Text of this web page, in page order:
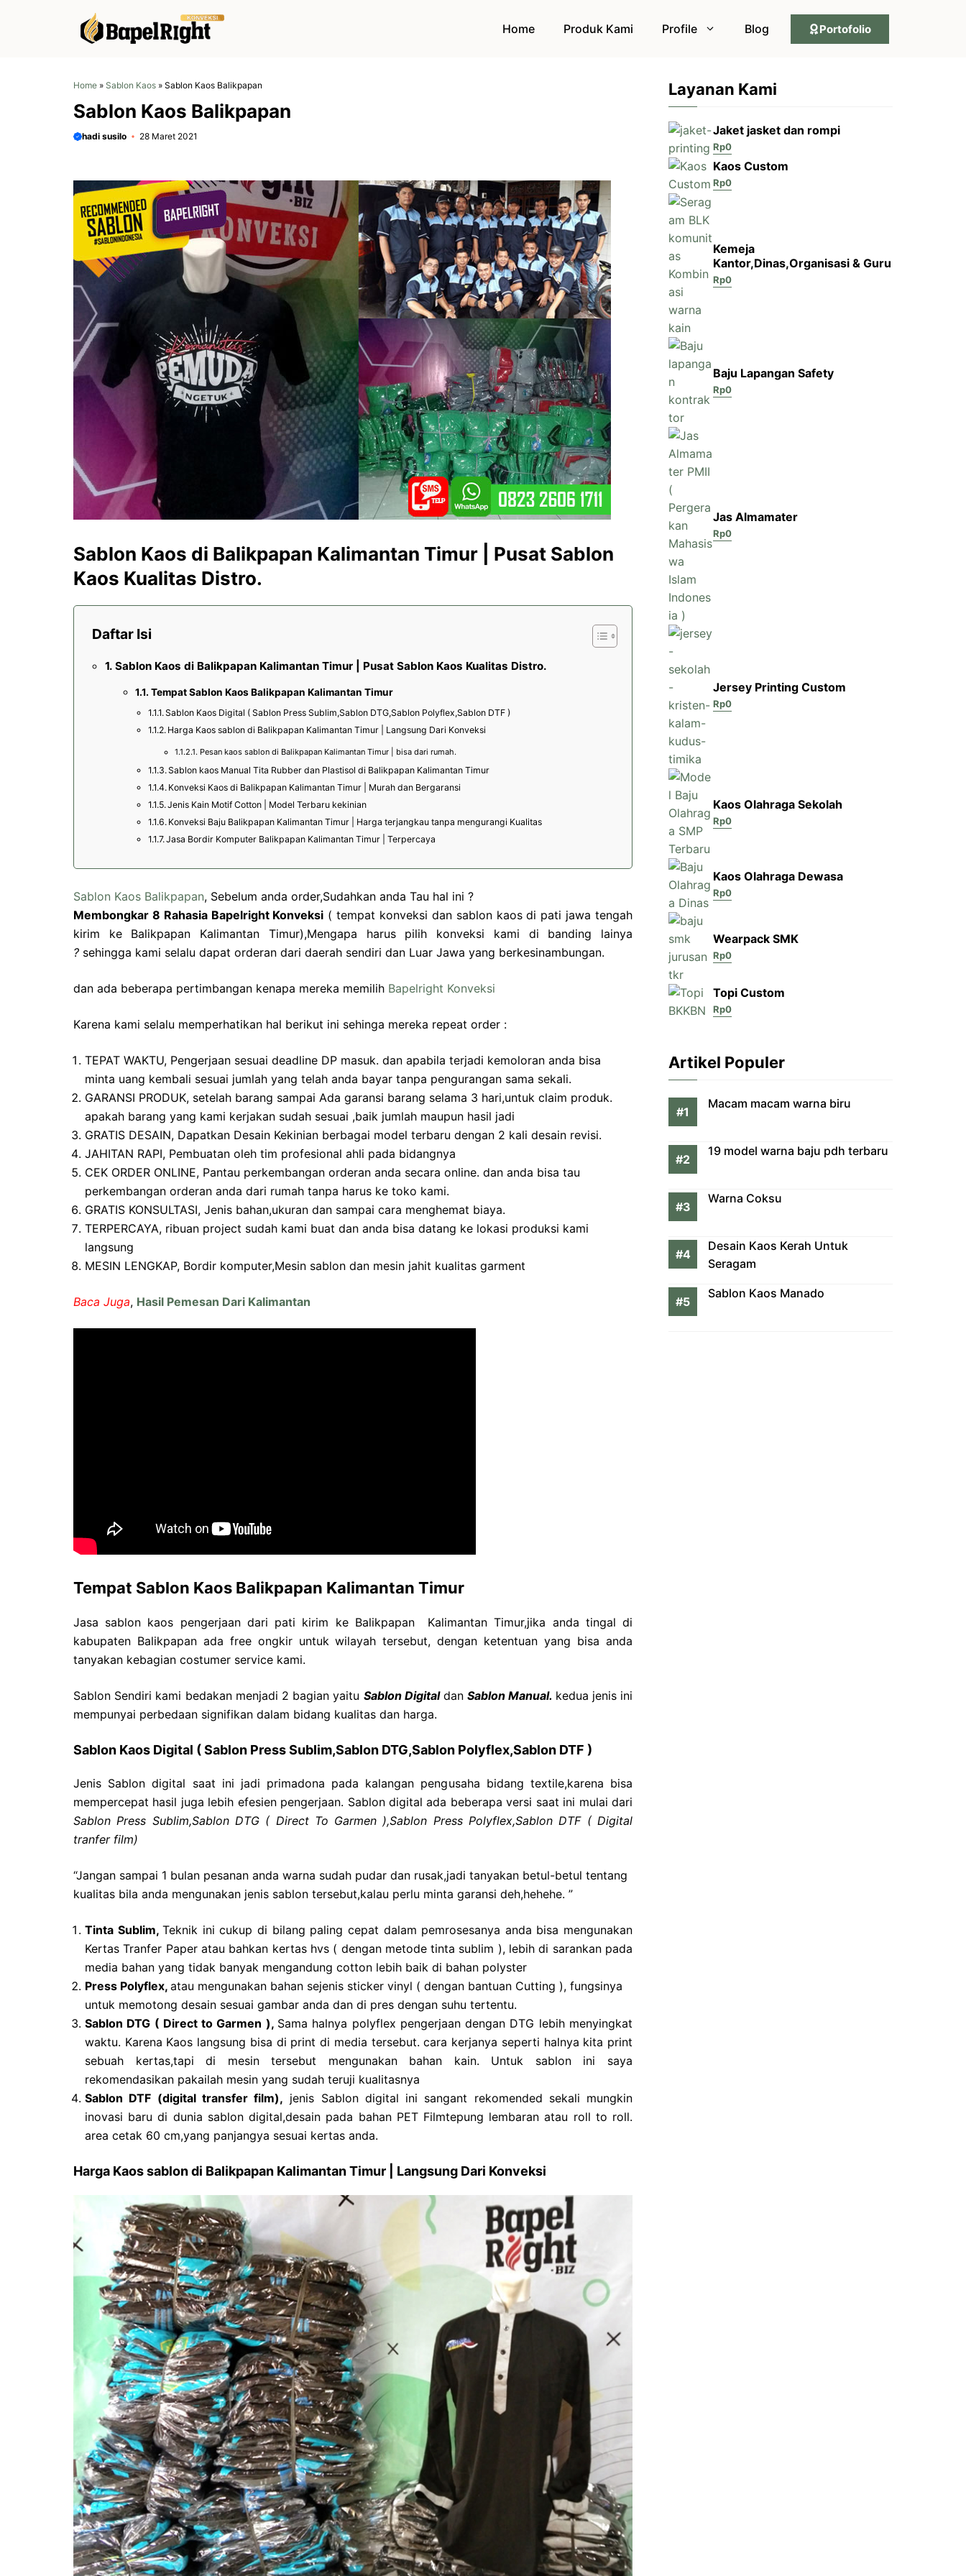
Home Produk Kami Profile Blog Portofolio
Home » Sablon Kaos » Sablon Kaos Balikpapan
Sablon Kaos Balikpapan
hadi susilo 28 Maret 2021
Sablon Kaos di Balikpapan Kalimantan Timur | Pusat Sablon
Kaos Kualitas Distro.
Daftar Isi
Sablon Kaos di Balikpapan Kalimantan Timur | Pusat Sablon Kaos Kualitas Distro.
Tempat Sablon Kaos Balikpapan Kalimantan Timur
Sablon Kaos Digital ( Sablon Press Sublim,Sablon DTG,Sablon Polyflex,Sablon DTF )
Harga Kaos sablon di Balikpapan Kalimantan Timur | Langsung Dari Konveksi
Pesan kaos sablon di Balikpapan Kalimantan Timur | bisa dari rumah.
Sablon kaos Manual Tita Rubber dan Plastisol di Balikpapan Kalimantan Timur
Konveksi Kaos di Balikpapan Kalimantan Timur | Murah dan Bergaransi
Jenis Kain Motif Cotton | Model Terbaru kekinian
Konveksi Baju Balikpapan Kalimantan Timur | Harga terjangkau tanpa mengurangi Kualitas
Jasa Bordir Komputer Balikpapan Kalimantan Timur | Terpercaya
Sablon Kaos Balikpapan, Sebelum anda order,Sudahkan anda Tau hal ini ?
Membongkar 8 Rahasia Bapelright Konveksi ( tempat konveksi dan sablon kaos di pati jawa tengah
kirim ke Balikpapan Kalimantan Timur),Mengapa harus pilih konveksi kami di banding lainya
? sehingga kami selalu dapat orderan dari daerah sendiri dan Luar Jawa yang berkesinambungan.
dan ada beberapa pertimbangan kenapa mereka memilih Bapelright Konveksi
Karena kami selalu memperhatikan hal berikut ini sehinga mereka repeat order :
TEPAT WAKTU, Pengerjaan sesuai deadline DP masuk. dan apabila terjadi kemoloran anda bisa
minta uang kembali sesuai jumlah yang telah anda bayar tanpa pengurangan sama sekali.
GARANSI PRODUK, setelah barang sampai Ada garansi barang selama 3 hari,untuk claim produk.
apakah barang yang kami kerjakan sudah sesuai ,baik jumlah maupun hasil jadi
GRATIS DESAIN, Dapatkan Desain Kekinian berbagai model terbaru dengan 2 kali desain revisi.
JAHITAN RAPI, Pembuatan oleh tim profesional ahli pada bidangnya
CEK ORDER ONLINE, Pantau perkembangan orderan anda secara online. dan anda bisa tau
perkembangan orderan anda dari rumah tanpa harus ke toko kami.
GRATIS KONSULTASI, Jenis bahan,ukuran dan sampai cara menghemat biaya.
TERPERCAYA, ribuan project sudah kami buat dan anda bisa datang ke lokasi produksi kami
langsung
MESIN LENGKAP, Bordir komputer,Mesin sablon dan mesin jahit kualitas garment
Baca Juga, Hasil Pemesan Dari Kalimantan
Tempat Sablon Kaos Balikpapan Kalimantan Timur
Jasa sablon kaos pengerjaan dari pati kirim ke Balikpapan Kalimantan Timur,jika anda tingal di
kabupaten Balikpapan ada free ongkir untuk wilayah tersebut, dengan ketentuan yang bisa anda
tanyakan kebagian costumer service kami.
Sablon Sendiri kami bedakan menjadi 2 bagian yaitu Sablon DigitaldanSablon Manual. kedua jenis ini
mempunyai perbedaan signifikan dalam bidang kualitas dan harga.
Sablon Kaos Digital ( Sablon Press Sublim,Sablon DTG,Sablon Polyflex,Sablon DTF )
Jenis Sablon digital saat ini jadi primadona pada kalangan pengusaha bidang textile,karena bisa
mempercepat hasil juga lebih efesien pengerjaan. Sablon digital ada beberapa versi saat ini mulai dari
Sablon Press Sublim,Sablon DTG ( Direct To Garmen ),Sablon Press Polyflex,Sablon DTF ( Digital
tranfer film)
“Jangan sampai 1 bulan pesanan anda warna sudah pudar dan rusak,jadi tanyakan betul-betul tentang
kualitas bila anda mengunakan jenis sablon tersebut,kalau perlu minta garansi deh,hehehe. ”
Tinta Sublim,Teknik ini cukup di bilang paling cepat dalam pemrosesanya anda bisa mengunakan
Kertas Tranfer Paper atau bahkan kertas hvs ( dengan metode tinta sublim ), lebih di sarankan pada
media bahan yang tidak banyak mengandung cotton lebih baik di bahan polyster
Press Polyflex, atau mengunakan bahan sejenis sticker vinyl ( dengan bantuan Cutting ), fungsinya
untuk memotong desain sesuai gambar anda dan di pres dengan suhu tertentu.
Sablon DTG ( Direct to Garmen ), Sama halnya polyflex pengerjaan dengan DTG lebih menyingkat
waktu. Karena Kaos langsung bisa di print di media tersebut. cara kerjanya seperti halnya kita print
sebuah kertas,tapi di mesin tersebut mengunakan bahan kain. Untuk sablon ini saya
rekomendasikan pakailah mesin yang sudah teruji kualitasnya
Sablon DTF (digital transfer film), jenis Sablon digital ini sangant rekomended sekali mungkin
inovasi baru di dunia sablon digital,desain pada bahan PET Filmtepung lembaran atau roll to roll.
area cetak 60 cm,yang panjangya sesuai kertas anda.
Harga Kaos sablon di Balikpapan Kalimantan Timur | Langsung Dari Konveksi
Layanan Kami
Jaket jasket dan rompi
Rp0
Kaos Custom
Rp0
Kemeja
Kantor,Dinas,Organisasi & Guru
Rp0
Baju Lapangan Safety
Rp0
Jas Almamater
Rp0
Jersey Printing Custom
Rp0
Kaos Olahraga Sekolah
Rp0
Kaos Olahraga Dewasa
Rp0
Wearpack SMK
Rp0
Topi Custom
Rp0
Artikel Populer
Macam macam warna biru
19 model warna baju pdh terbaru
Warna Coksu
Desain Kaos Kerah Untuk
Seragam
Sablon Kaos Manado